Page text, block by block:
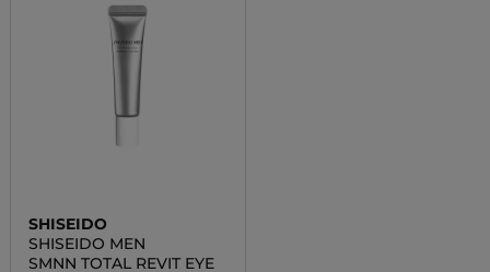
SHISEIDO
SHISEIDO MEN
SMNN TOTAL REVIT EYE